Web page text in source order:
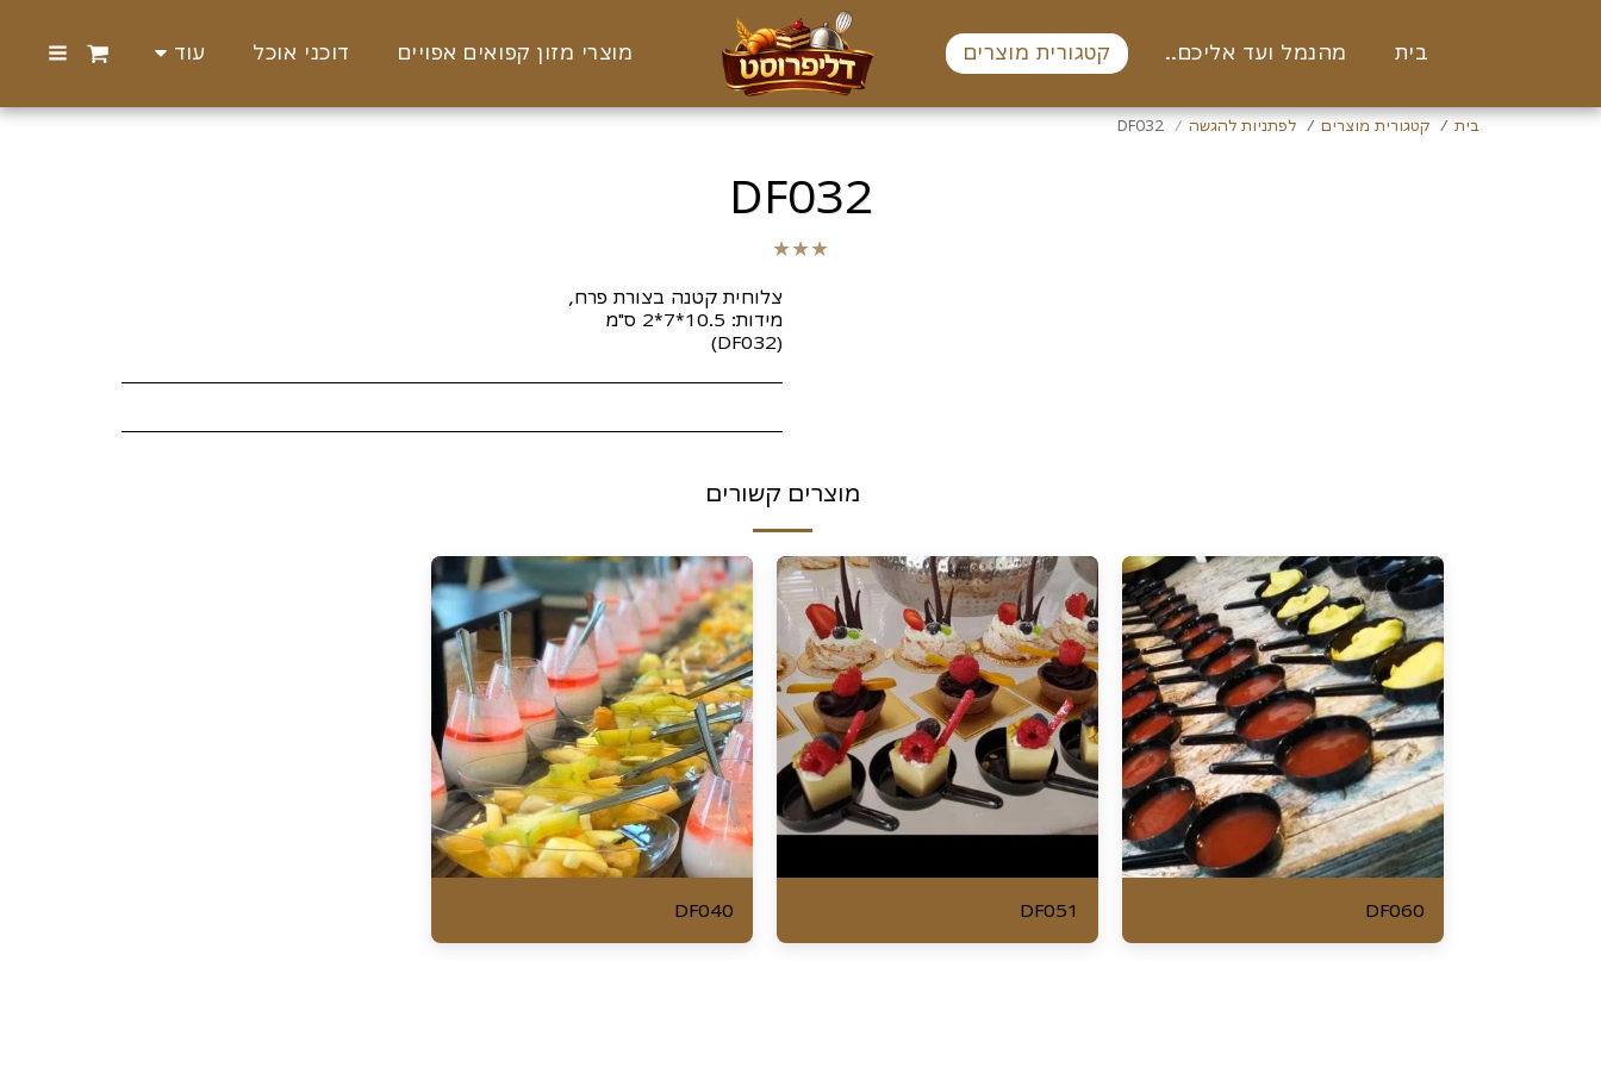
בית מהנמל ועד אליכם.. קטגורית מוצרים מוצרי מזון קפואים אפויים דוכני אוכל עוד
בית קטגורית מוצרים לפתניות להגשה DF032
DF032
★
★
★
(DF032)
מוצרים קשורים
DF060
DF051
DF040